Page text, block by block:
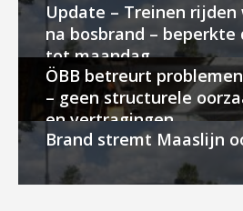
Update – Treinen rijden
na bosbrand –
tot maandag
ÖBB betreurt
– geen structurele
en vertragingen
Brand stremt Maaslijn